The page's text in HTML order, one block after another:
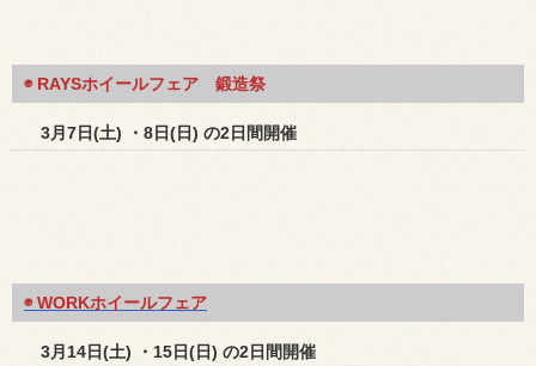
◉ RAYSホイールフェア 鍛造祭
3月7日(土) ・8日(日) の2日間開催
◉ WORKホイールフェア
3月14日(土) ・15日(日) の2日間開催